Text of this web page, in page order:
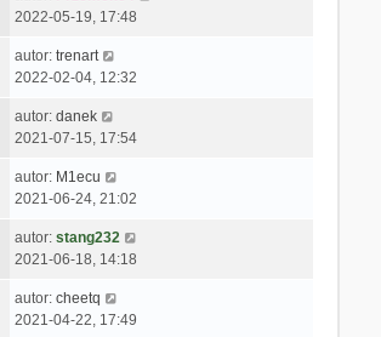
2022-05-19, 17:48
autor: trenart
2022-02-04, 12:32
autor: danek
2021-07-15, 17:54
autor: M1ecu
2021-06-24, 21:02
autor: stang232
2021-06-18, 14:18
autor: cheetq
2021-04-22, 17:49